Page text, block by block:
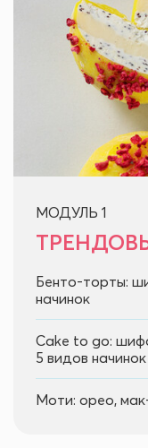
МОДУЛЬ 1
Бенто-торты:
начинок
Cake to go:
5 видов начинок
Моти: орео,